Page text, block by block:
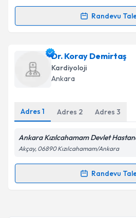
TakvimRandevu
Randevu Takvimi Talebi
Dr. Orhan Önalaniçin
oluşturun. Size bu uzmandan
takvim hazırlandığında e-
Kişisel verilerimin
kapsamda işlenmesini
Dr. Koray Demirtaş
Kardiyoloji
Ankara
Adres 1 Adres 2 Adres 3
Ankara Kızılcahamam Devlet
Akçay, 06890 Kızılcahamam/Ankara
Randevu
Randevu Takvimi Talebi